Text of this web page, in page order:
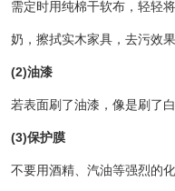
需定时用纯棉干软布，轻轻
奶，擦拭实木家具，去污效果
(2)油漆
若表面刷了油漆，像是刷了
(3)保护膜
不要用酒精、汽油等强烈的